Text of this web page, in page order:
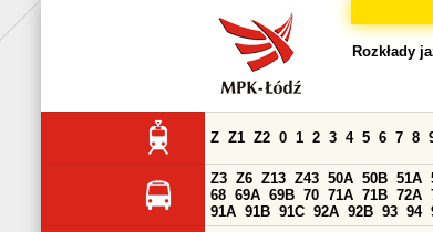
Rozkłady
Z Z1 Z2 0 1 2 3 4 5 6 7 8
Z3 Z6 Z13 Z43 50A 50B 51A
68 69A 69B 70 71A 71B 72A
91A 91B 91C 92A 92B 93 94